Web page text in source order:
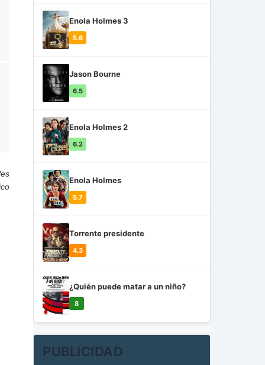
Enola Holmes 3
5.6
Jason Bourne
6.5
Enola Holmes 2
6.2
Enola Holmes
5.7
Torrente presidente
4.3
¿Quién puede matar a un niño?
8
PUBLICIDAD